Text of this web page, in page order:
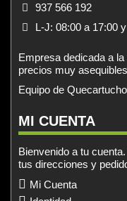
937 566 192
L-J: 08:00 a 17:00
Empresa dedicada a
precios muy
Equipo de Quecartucho
MI CUENTA
Bienvenido a tu
tus direcciones y
Mi Cuenta